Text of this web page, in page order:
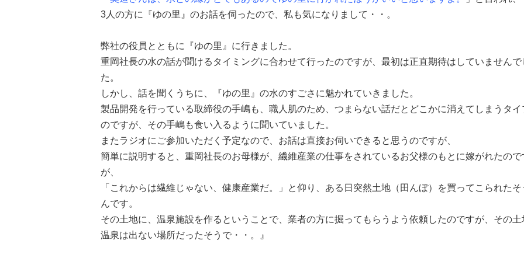
3人の方に『ゆの里』のお話を伺ったので、私も気になりまして・・。
弊社の役員とともに
『ゆの里』に行きました。
重岡社長の水の話が聞けるタイミングに合わせて行ったのですが、最初は正直期待はしていませんで
た。
しかし、話を聞くうちに、
『ゆの里』の水のすごさに魅かれていきました。
製品開発を行っている取締役の手嶋も、職人肌のため、つまらない話だとどこかに消えてしまうタイ
のですが、その手嶋も食い入るように聞いていました。
またラジオにご参加いただく予定なので、お話は直接お伺いできると思うのですが、
簡単に説明すると、 重岡社長のお母様が、繊維産業の仕事をされているお父様のもとに嫁がれたので
が、
「これからは繊維じゃない、健康産業だ。」と仰り、ある日突然土地（田んぼ）を買ってこられたそ
んです。
その土地に、温泉施設を作るということで、業者の方に掘ってもらうよう依頼したのですが、その土
温泉は出ない場所だったそうで・・。
』